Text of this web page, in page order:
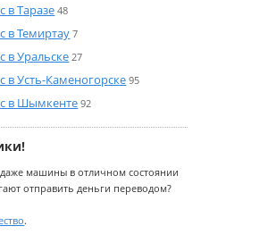
в Таразе 48
в Темиртау 7
в Уральске 27
в Усть-Каменогорске 95
в Шымкенте 92
машины в отличном состоянии
отправить деньги переводом?
.